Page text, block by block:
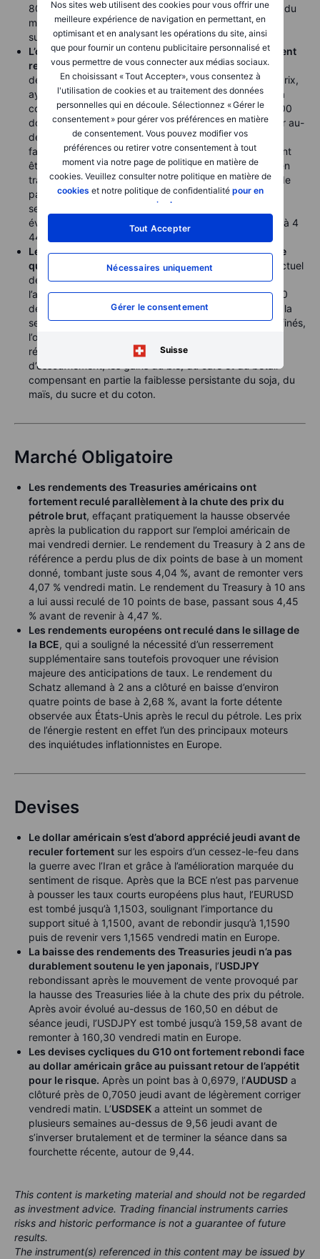
Nos sites web utilisent des cookies pour vous offrir une
meilleure expérience de navigation en permettant, en
optimisant et en analysant les opérations du site, ainsi
que pour fournir un contenu publicitaire personnalisé et
vous permettre de vous connecter aux médias sociaux.
En choisissant « Tout Accepter», vous consentez à
l'utilisation de cookies et au traitement des données
personnelles qui en découle. Sélectionnez « Gérer le
consentement » pour gérer vos préférences en matière
de consentement. Vous pouvez modifier vos
préférences ou retirer votre consentement à tout
moment via notre page de politique en matière de
cookies. Veuillez consulter notre politique en matière de
cookies et notre politique de confidentialité pour en
savoir plus
Tout Accepter
Nécessaires uniquement
Gérer le consentement
Suisse
80 dollars le baril, soit un niveau proche du prix actuel du
marché autour de 79 dollars, encore environ 20 %
supérieur aux niveaux d’avant-guerre.
L’or, ainsi que la plupart des autres métaux, a fortement
rebondiaprès l’annonce de Trump, les vendeurs à
découvert, qui dominaient récemment l’évolution des prix,
ayant été contraints de réduire leurs positions, ce qui a
contribué à faire progresser le métal jaune d’environ 200
dollars. Toutefois, avant que le marché puisse regarder au-
delà du prochain titre d’actualité et se recentrer sur les
facteurs structurels de soutien, les investisseurs devront
être convaincus que les pressions inflationnistes sont en
train de se résorber. Pour cela, il faudra qu’un accord de
paix soit signé et approuvé par les deux parties. Le
sentiment devrait rester fragile tant que les cours
évolueront sous la moyenne mobile à 200 jours, située à 4
445 dollars.
Le Bloomberg Commodity Index s’achemine vers une
quatrième semaine consécutive de baisse
, le recul actuel
de 2,3 % ramenant sa performance depuis le début de
l’année à environ 20 %. La faiblesse est généralisée : 20
des 26 principaux marchés à terme sont en baisse sur la
semaine, emmenés par le pétrole brut, les produits raffinés,
l’or et l’argent, tous en recul de 4 à 5 %. À l’inverse, la
récente chute du secteur agricole montre des signes
d’essoufflement, les gains du blé, du café et du bétail
compensant en partie la faiblesse persistante du soja, du
maïs, du sucre et du coton.
Marché Obligatoire
Les rendements des Treasuries américains ont
fortement reculé parallèlement à la chute des prix du
pétrole brut, effaçant pratiquement la hausse observée
après la publication du rapport sur l’emploi américain de
mai vendredi dernier. Le rendement du Treasury à 2 ans de
référence a perdu plus de dix points de base à un moment
donné, tombant juste sous 4,04 %, avant de remonter vers
4,07 % vendredi matin. Le rendement du Treasury à 10 ans
a lui aussi reculé de 10 points de base, passant sous 4,45
% avant de revenir à 4,47 %.
Les rendements européens ont reculé dans le sillage de
la BCE, qui a souligné la nécessité d’un resserrement
supplémentaire sans toutefois provoquer une révision
majeure des anticipations de taux. Le rendement du
Schatz allemand à 2 ans a clôturé en baisse d’environ
quatre points de base à 2,68 %, avant la forte détente
observée aux États-Unis après le recul du pétrole. Les prix
de l’énergie restent en effet l’un des principaux moteurs
des inquiétudes inflationnistes en Europe.
Devises
Le dollar américain s’est d’abord apprécié jeudi avant de
reculer fortement sur les espoirs d’un cessez-le-feu dans
la guerre avec l’Iran et grâce à l’amélioration marquée du
sentiment de risque. Après que la BCE n’est pas parvenue
à pousser les taux courts européens plus haut, l’EURUSD
est tombé jusqu’à 1,1503, soulignant l’importance du
support situé à 1,1500, avant de rebondir jusqu’à 1,1590
puis de revenir vers 1,1565 vendredi matin en Europe.
La baisse des rendements des Treasuries jeudi n’a pas
durablement soutenu le yen japonais, l’USDJPY
rebondissant après le mouvement de vente provoqué par
la hausse des Treasuries liée à la chute des prix du pétrole.
Après avoir évolué au-dessus de 160,50 en début de
séance jeudi, l’USDJPY est tombé jusqu’à 159,58 avant de
remonter à 160,30 vendredi matin en Europe.
Les devises cycliques du G10 ont fortement rebondi face
au dollar américain grâce au puissant retour de l’appétit
pour le risque. Après un point bas à 0,6979, l’AUDUSD a
clôturé près de 0,7050 jeudi avant de légèrement corriger
vendredi matin. L’USDSEK a atteint un sommet de
plusieurs semaines au-dessus de 9,56 jeudi avant de
s’inverser brutalement et de terminer la séance dans sa
fourchette récente, autour de 9,44.
This content is marketing material and should not be regarded
as investment advice. Trading financial instruments carries
risks and historic performance is not a guarantee of future
results.
The instrument(s) referenced in this content may be issued by